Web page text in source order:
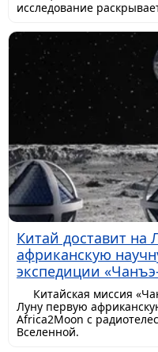
исследование
Китай доставит на
африканскую
экспедиции
Китайская миссия
Луну первую
Africa2Moon с
Вселенной.